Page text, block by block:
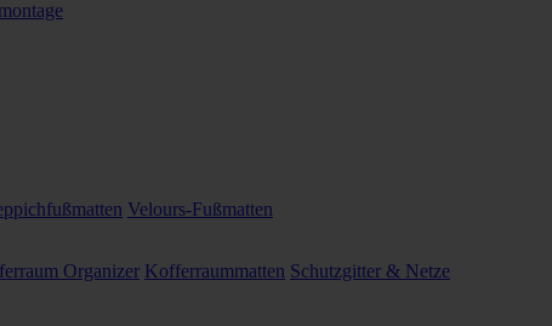
Velours-Fußmatten
Organizer Kofferraummatten Schutzgitter & Netze